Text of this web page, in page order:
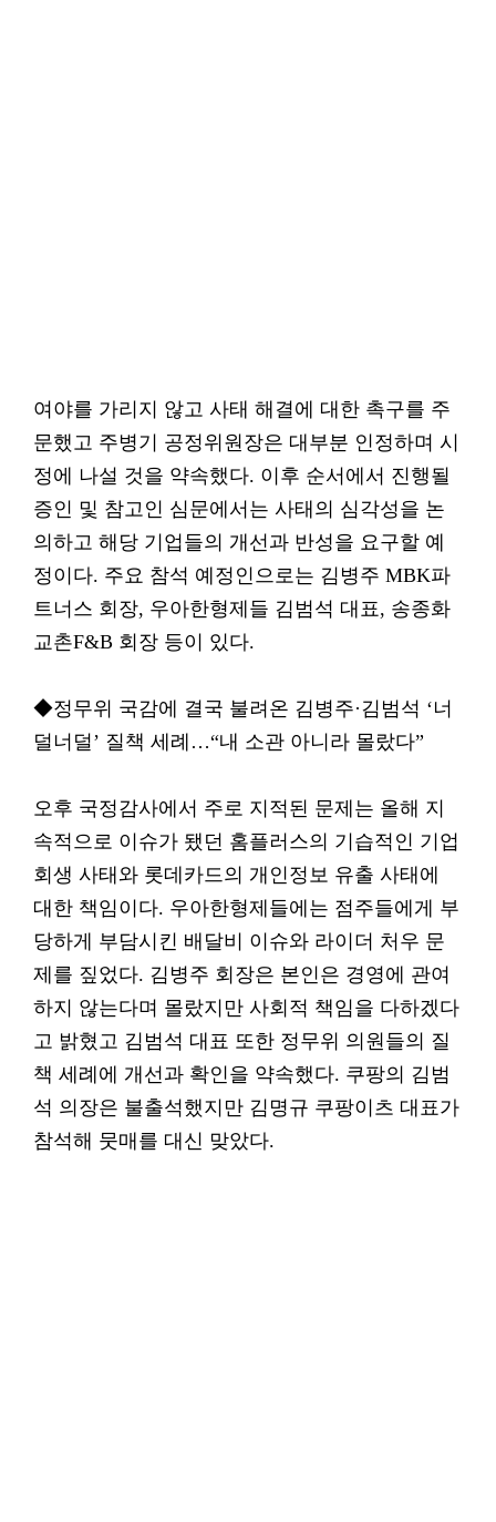
여야를 가리지 않고 사태 해결에 대한 촉구를 주
문했고 주병기 공정위원장은 대부분 인정하며 시
정에 나설 것을 약속했다. 이후 순서에서 진행될
증인 및 참고인 심문에서는 사태의 심각성을 논
의하고 해당 기업들의 개선과 반성을 요구할 예
정이다. 주요 참석 예정인으로는 김병주 MBK파
트너스 회장, 우아한형제들 김범석 대표, 송종화
교촌F&B 회장 등이 있다.
◆정무위 국감에 결국 불려온 김병주·김범석 ‘너
덜너덜’ 질책 세례…“내 소관 아니라 몰랐다”
오후 국정감사에서 주로 지적된 문제는 올해 지
속적으로 이슈가 됐던 홈플러스의 기습적인 기업
회생 사태와 롯데카드의 개인정보 유출 사태에
대한 책임이다. 우아한형제들에는 점주들에게 부
당하게 부담시킨 배달비 이슈와 라이더 처우 문
제를 짚었다. 김병주 회장은 본인은 경영에 관여
하지 않는다며 몰랐지만 사회적 책임을 다하겠다
고 밝혔고 김범석 대표 또한 정무위 의원들의 질
책 세례에 개선과 확인을 약속했다. 쿠팡의 김범
석 의장은 불출석했지만 김명규 쿠팡이츠 대표가
참석해 뭇매를 대신 맞았다.